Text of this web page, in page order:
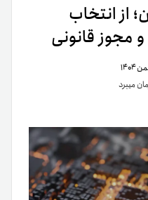
از انتخاب
مجوز قانونی